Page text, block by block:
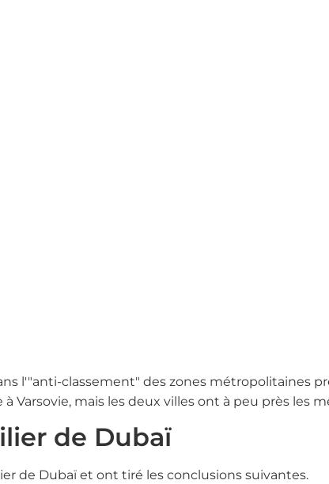
l'"anti-classement" des zones métropolitaines
Varsovie, mais les deux villes ont à peu près les
de Dubaï
de Dubaï et ont tiré les conclusions suivantes.